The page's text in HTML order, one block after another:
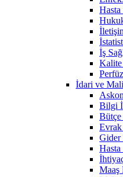
İş
İdari ve
Bilgi
Gider
Maaş